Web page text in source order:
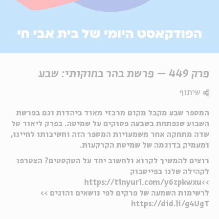
פרק 449 – פרשת בהר בחוקותי: שבע
המספר שבע מקבל מקום מרכזי מאוד ביהדות וגם בפרשת
השבוע שנפתחת בשבעה פסוקים על שמיטה. בפרק ליאור טל
שדה מתחקה אחר משמעויות המספר הזה וחשיבותו לחיינו,
ומעמיק בדוגמה של שמיטת הקרקעות.
רוצים להמשיך לקרוא ולחשוב יחד על הטקסטים? הצטרפו
לקהילה שלנו בפייסבוק
>>https://tinyurl.com/y6zpkwxu
לרשימות השמעה של פרקים לפי נושאים והוגים >>
https://did.li/g4UgT
שיתוף